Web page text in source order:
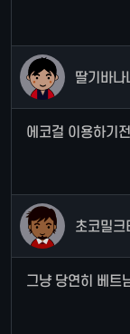
딸기바나
에코걸 이용하기
초코밀크
그냥 당연히 베트